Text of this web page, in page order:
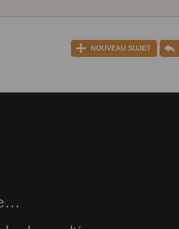
NOUVEAU SUJET